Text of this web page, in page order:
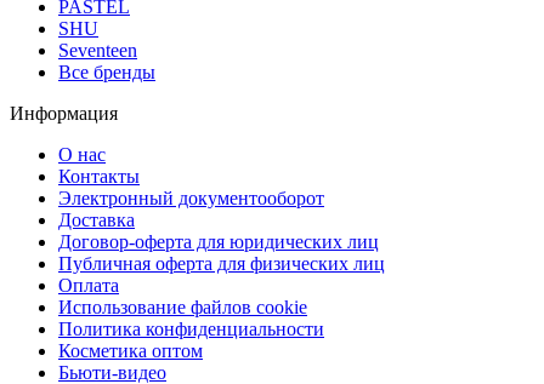
PASTEL
SHU
Seventeen
Все бренды
Информация
О нас
Контакты
Электронный документооборот
Доставка
Договор-оферта для юридических лиц
Публичная оферта для физических лиц
Оплата
Использование файлов cookie
Политика конфиденциальности
Косметика оптом
Бьюти-видео